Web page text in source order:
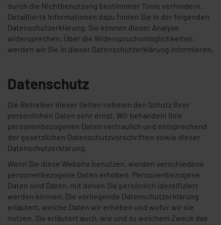
durch die Nichtbenutzung bestimmter Tools verhindern.
Detaillierte Informationen dazu finden Sie in der folgenden
Datenschutzerklärung. Sie können dieser Analyse
widersprechen. Über die Widerspruchsmöglichkeiten
werden wir Sie in dieser Datenschutzerklärung informieren.
Datenschutz
Die Betreiber dieser Seiten nehmen den Schutz Ihrer
persönlichen Daten sehr ernst. Wir behandeln Ihre
personenbezogenen Daten vertraulich und entsprechend
der gesetzlichen Datenschutzvorschriften sowie dieser
Datenschutzerklärung.
Wenn Sie diese Website benutzen, werden verschiedene
personenbezogene Daten erhoben. Personenbezogene
Daten sind Daten, mit denen Sie persönlich identifiziert
werden können. Die vorliegende Datenschutzerklärung
erläutert, welche Daten wir erheben und wofür wir sie
nutzen. Sie erläutert auch, wie und zu welchem Zweck das